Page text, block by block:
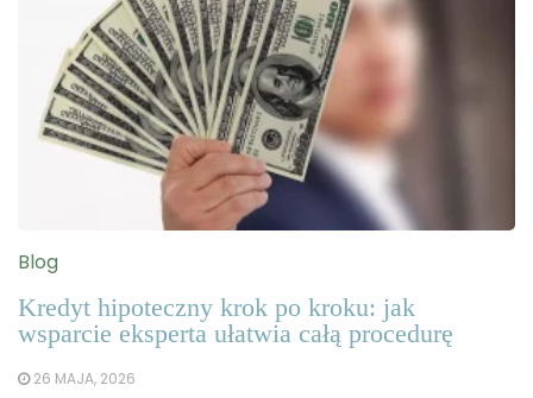
Blog
Kredyt hipoteczny krok po kroku: jak
wsparcie eksperta ułatwia całą procedurę
26 MAJA, 2026